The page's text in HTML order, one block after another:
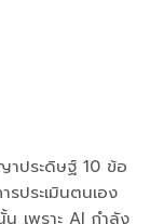
าประดิษฐ์ 10 ข้อ
รประเมินตนเอง
เพราะ AI กำลัง